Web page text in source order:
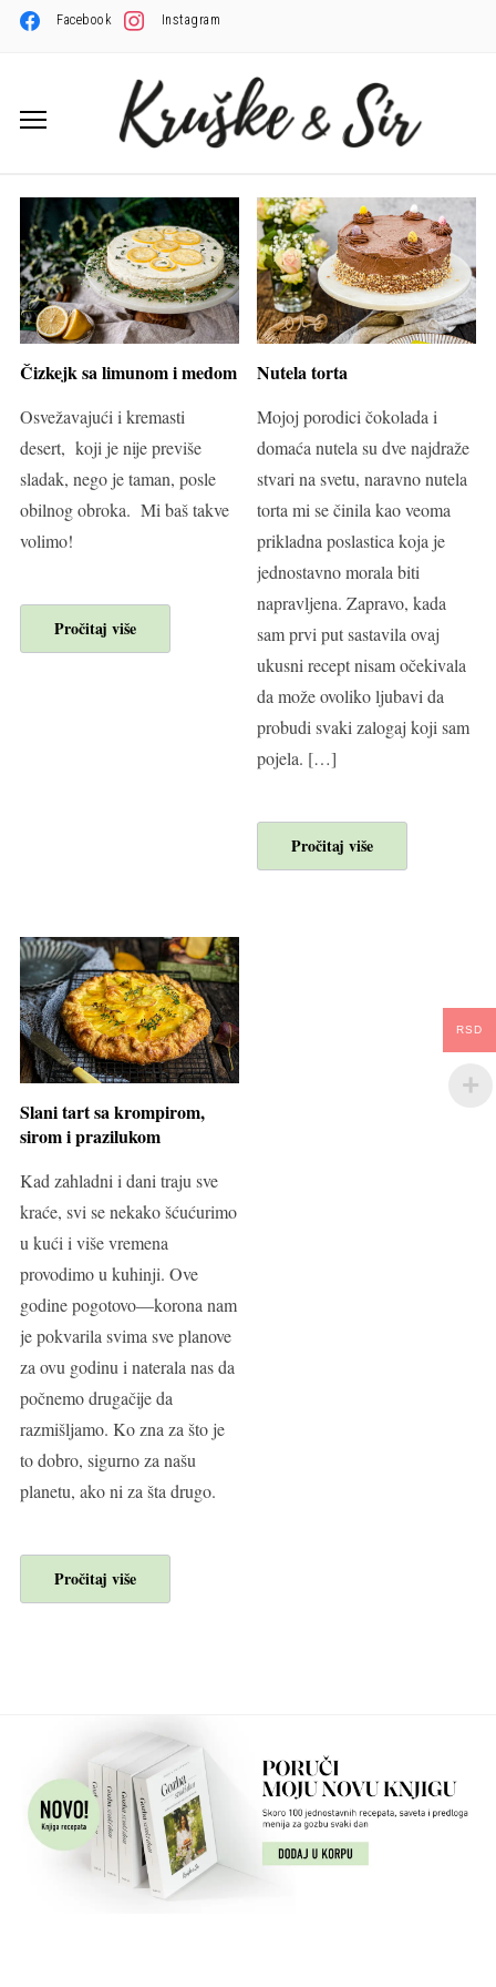
Facebook Instagram
Čizkejk sa limunom i medom
Osvežavajući i kremasti
desert, koji je nije previše
sladak, nego je taman, posle
obilnog obroka. Mi baš takve
volimo!
Pročitaj više
Nutela torta
Mojoj porodici čokolada i
domaća nutela su dve najdraže
stvari na svetu, naravno nutela
torta mi se činila kao veoma
prikladna poslastica koja je
jednostavno morala biti
napravljena. Zapravo, kada
sam prvi put sastavila ovaj
ukusni recept nisam očekivala
da može ovoliko ljubavi da
probudi svaki zalogaj koji sam
pojela. […]
Pročitaj više
Slani tart sa krompirom,
sirom i prazilukom
Kad zahladni i dani traju sve
kraće, svi se nekako šćućurimo
u kući i više vremena
provodimo u kuhinji. Ove
godine pogotovo—korona nam
je pokvarila svima sve planove
za ovu godinu i naterala nas da
počnemo drugačije da
razmišljamo. Ko zna za što je
to dobro, sigurno za našu
planetu, ako ni za šta drugo.
Pročitaj više
RSD